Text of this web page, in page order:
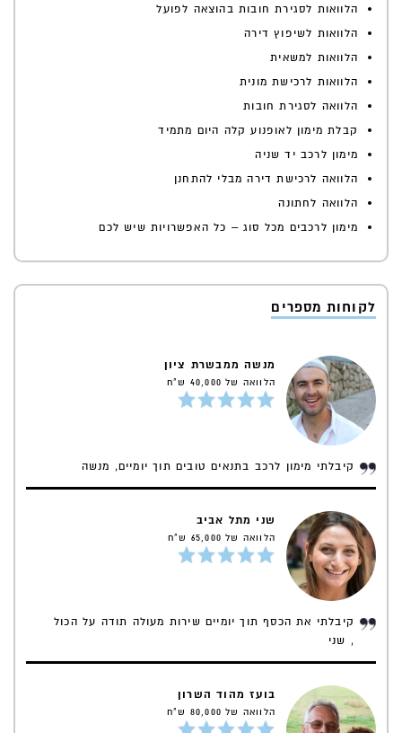
הלוואות לסגירת חובות בהוצאה לפועל
הלוואות לשיפוץ דירה
הלוואות למשאית
הלוואות לרכישת מונית
הלוואה לסגירת חובות
קבלת מימון לאופנוע קלה היום מתמיד
מימון לרכב יד שניה
הלוואה לרכישת דירה מבלי להתחנן
הלוואה לחתונה
מימון לרכבים מכל סוג – כל האפשרויות שיש לכם
לקוחות מספרים
מנשה ממבשרת ציון
הלוואה של 40,000 ש"ח
קיבלתי מימון לרכב בתנאים טובים תוך יומיים, מנשה
שני מתל אביב
הלוואה של 65,000 ש"ח
קיבלתי את הכסף תוך יומיים שירות מעולה תודה על הכול
, שני
בועז מהוד השרון
הלוואה של 80,000 ש"ח